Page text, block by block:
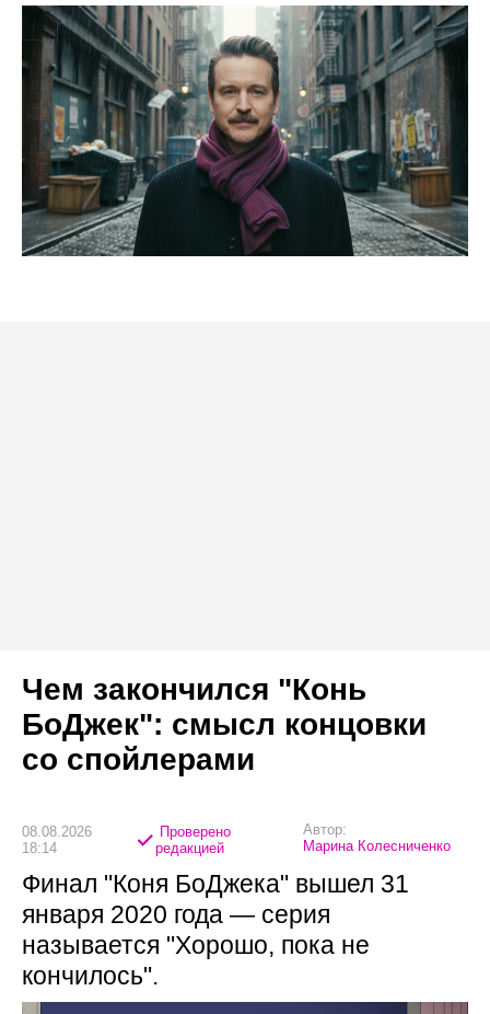
Чем закончился "Конь
БоДжек": смысл концовки
со спойлерами
08.08.2026
18:14
Проверено
редакцией
Автор:
Марина Колесниченко
Финал "Коня БоДжека" вышел 31
января 2020 года — серия
называется "Хорошо, пока не
кончилось".